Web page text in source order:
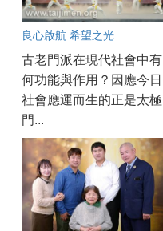
良心啟航 希望之光
古老門派在現代社會中有
何功能與作用？因應今日
社會應運而生的正是太極
門...